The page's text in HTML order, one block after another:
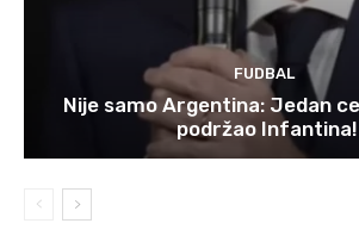
FUDBAL
Nije samo Argentina: Jedan
podržao Infantina!